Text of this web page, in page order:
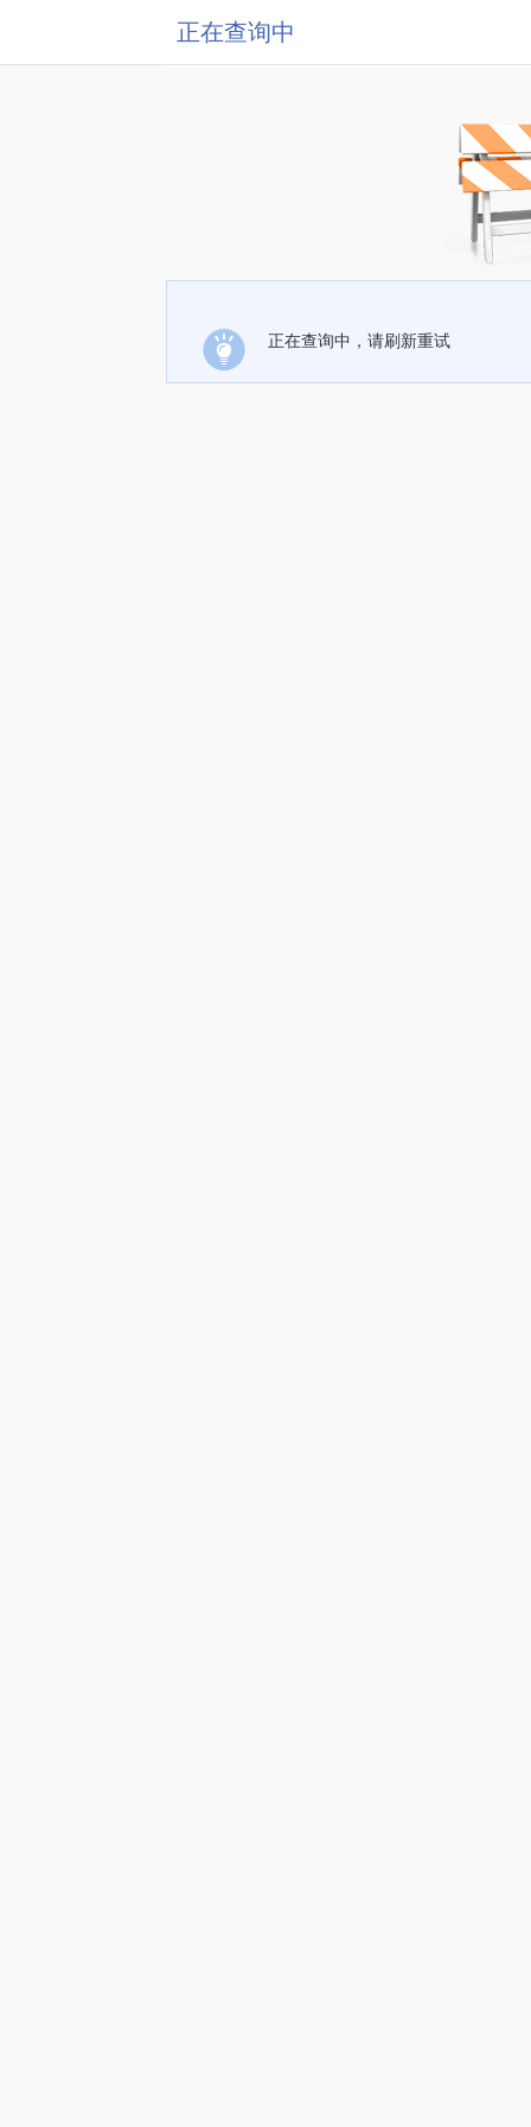
正在查询中
正在查询中，请刷新重试